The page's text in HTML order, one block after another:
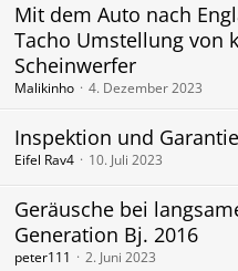
Mit dem Auto nach
Tacho Umstellung von
Scheinwerfer
Malikinho 4. Dezember 2023
Inspektion und Garantie
Eifel Rav4 10. Juli 2023
Geräusche bei
Generation Bj. 2016
peter111 2. Juni 2023